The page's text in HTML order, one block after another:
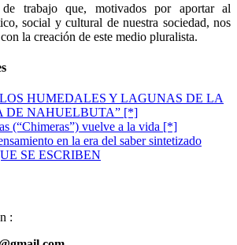
trabajo que, motivados por aportar al
social y cultural de nuestra sociedad, nos
la creación de este medio pluralista.
HUMEDALES Y LAGUNAS DE LA
DE NAHUELBUTA” [*]
(“Chimeras”) vuelve a la vida [*]
en la era del saber sintetizado
SE ESCRIBEN
: